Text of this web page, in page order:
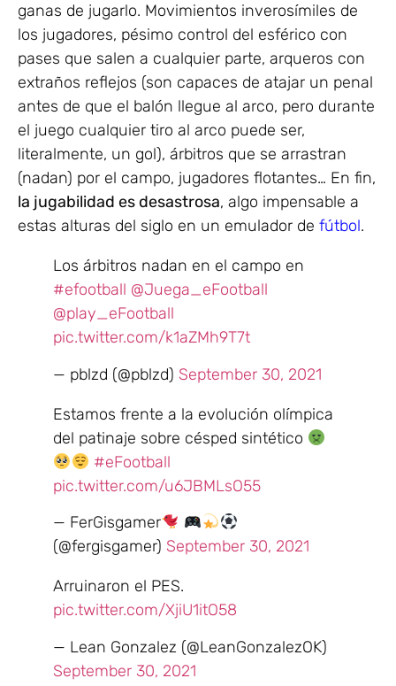
ganas de jugarlo. Movimientos inverosímiles de
los jugadores, pésimo control del esférico con
pases que salen a cualquier parte, arqueros con
extraños reflejos (son capaces de atajar un penal
antes de que el balón llegue al arco, pero durante
el juego cualquier tiro al arco puede ser,
literalmente, un gol), árbitros que se arrastran
(nadan) por el campo, jugadores flotantes… En fin,
la jugabilidad es desastrosa, algo impensable a
estas alturas del siglo en un emulador de fútbol.
Los árbitros nadan en el campo en
#efootball @Juega_eFootball
@play_eFootball
pic.twitter.com/k1aZMh9T7t
— pblzd (@pblzd) September 30, 2021
Estamos frente a la evolución olímpica
del patinaje sobre césped sintético
#eFootball
pic.twitter.com/u6JBMLsO55
— FerGisgamer
(@fergisgamer) September 30, 2021
Arruinaron el PES.
pic.twitter.com/XjiU1itO58
— Lean Gonzalez (@LeanGonzalezOK)
September 30, 2021